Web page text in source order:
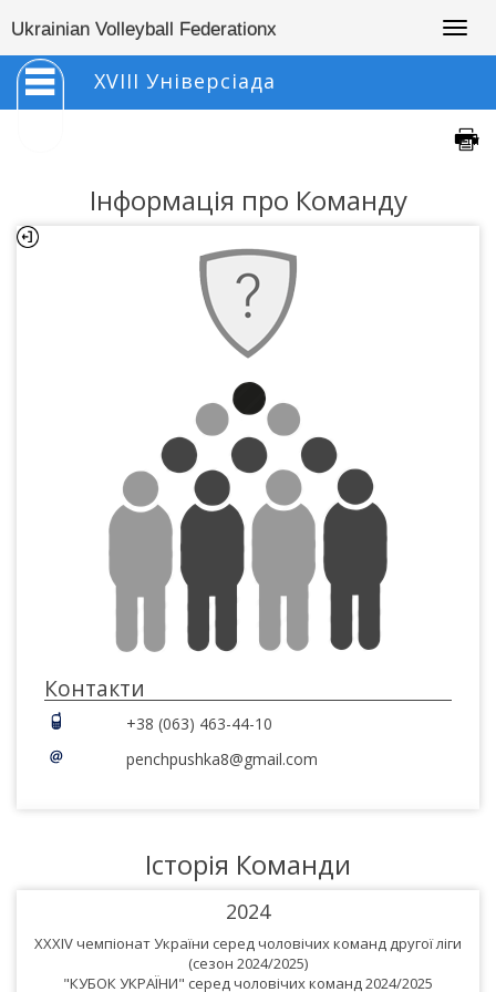
Ukrainian Volleyball Federationx
XVIII Універсіада
Інформація про Команду
Контакти
+38 (063) 463-44-10
penchpushka8@gmail.com
Історія Команди
2024
XXXIV чемпіонат України серед чоловічих команд другої ліги
(сезон 2024/2025)
"КУБОК УКРАЇНИ" серед чоловічих команд 2024/2025